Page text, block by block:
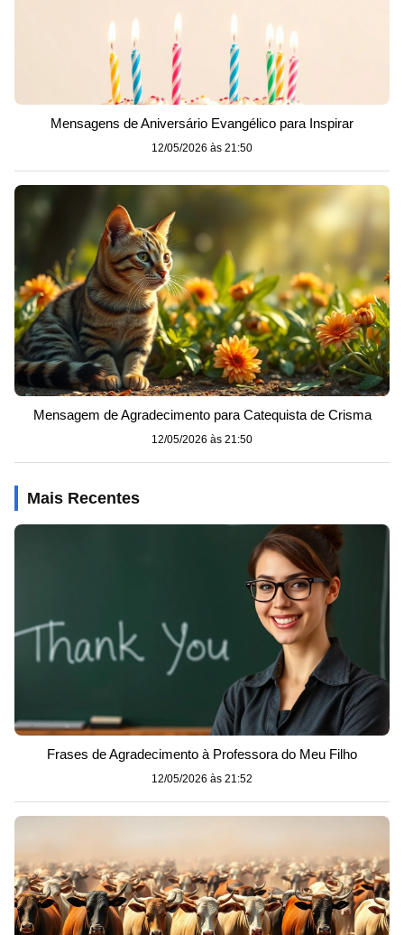
Mensagens de Aniversário Evangélico para Inspirar
12/05/2026 às 21:50
Mensagem de Agradecimento para Catequista de Crisma
12/05/2026 às 21:50
Mais Recentes
Frases de Agradecimento à Professora do Meu Filho
12/05/2026 às 21:52